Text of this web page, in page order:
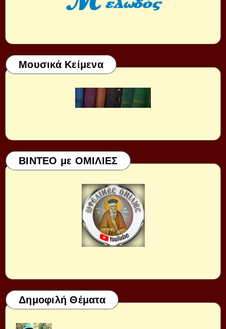
Μουσικά Κείμενα
ΒΙΝΤΕΟ με ΟΜΙΛΙΕΣ
Δημοφιλή Θέματα